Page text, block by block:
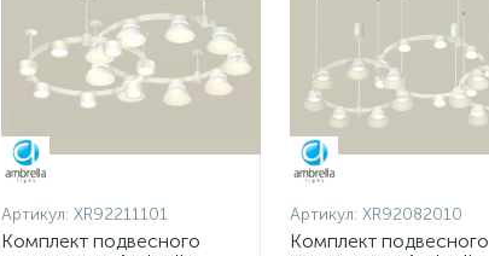
Артикул: XR92211101
Комплект подвесного
Артикул: XR92082010
Комплект подвесного